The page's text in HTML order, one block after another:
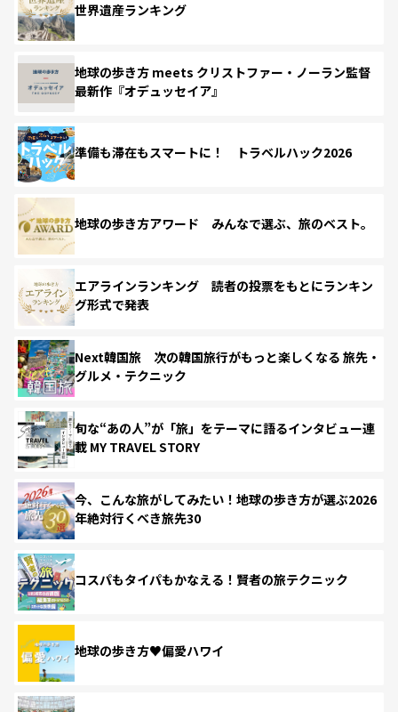
世界遺産ランキング
地球の歩き方 meets クリストファー・ノーラン監督
最新作『オデュッセイア』
準備も滞在もスマートに！ トラベルハック2026
地球の歩き方アワード みんなで選ぶ、旅のベスト。
エアラインランキング 読者の投票をもとにランキン
グ形式で発表
Next韓国旅 次の韓国旅行がもっと楽しくなる 旅先・
グルメ・テクニック
旬な“あの人”が「旅」をテーマに語るインタビュー連
載 MY TRAVEL STORY
今、こんな旅がしてみたい！地球の歩き方が選ぶ2026
年絶対行くべき旅先30
コスパもタイパもかなえる！賢者の旅テクニック
地球の歩き方♥偏愛ハワイ